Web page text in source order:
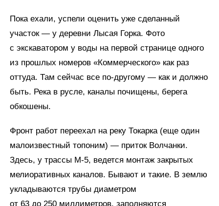
Пока ехали, успели оценить уже сделанный
участок — у деревни Лысая Горка. Фото
с экскаватором у воды на первой странице одного
из прошлых номеров «Коммерческого» как раз
оттуда. Там сейчас все по-другому — как и должно
быть. Река в русле, каналы почищены, берега
обкошены.
Фронт работ переехал на реку Токарка (еще один
малоизвестный топоним) — приток Волчанки.
Здесь, у трассы М‑5, ведется монтаж закрытых
мелиоративных каналов. Бывают и такие. В землю
укладываются трубы диаметром
от 63 до 250 миллиметров, заполняются